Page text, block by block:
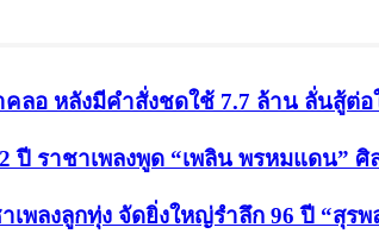
ลอ หลังมีคำสั่งชดใช้ 7.7 ล้าน ลั่นสู้ต่
ปี ราชาเพลงพูด “เพลิน พรหมแดน”
พลงลูกทุ่ง จัดยิ่งใหญ่รำลึก 96 ปี “สุร